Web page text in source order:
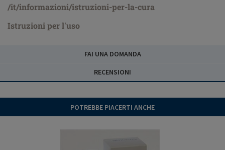
/it/informazioni/istruzioni-per-la-cura
Istruzioni per l'uso
FAI UNA DOMANDA
RECENSIONI
POTREBBE PIACERTI ANCHE